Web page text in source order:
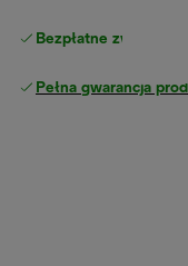
Bezpłatne zwroty
Pełna gwarancja